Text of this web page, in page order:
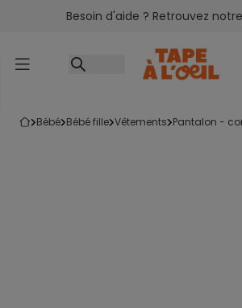
Accéder au contenu
Besoin d'aide ? Retrouvez
bébé bébé fille vêtements pantalon -